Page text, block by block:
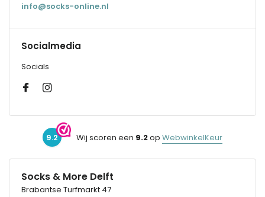
info@socks-online.nl
Socialmedia
Socials
9.2 Wij scoren een 9.2op WebwinkelKeur
Socks & More Delft
Brabantse Turfmarkt 47